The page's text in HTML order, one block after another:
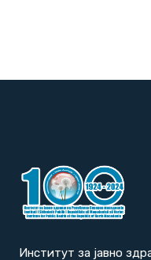
Институт за јавно